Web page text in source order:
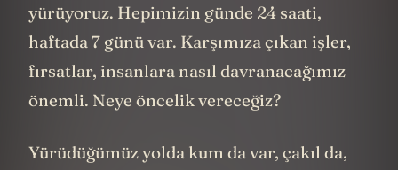
yürüyoruz. Hepimizin günde 24 saati,
haftada 7 günü var. Karşımıza çıkan işler,
fırsatlar, insanlara nasıl davranacağımız
önemli. Neye öncelik vereceğiz?
Yürüdüğümüz yolda kum da var, çakıl da,